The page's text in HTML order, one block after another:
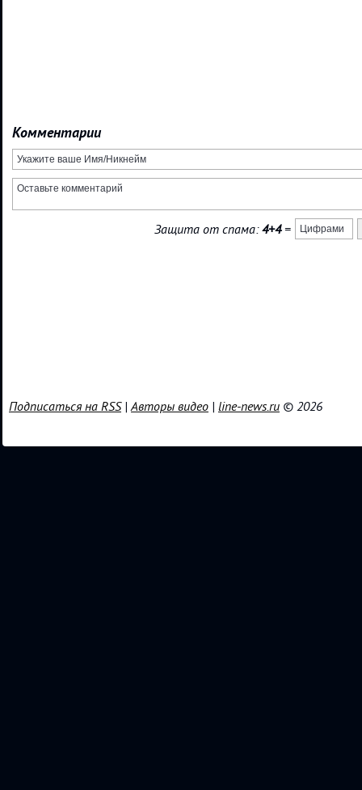
Комментарии
Защита от спама:4+4=
Подписаться на RSS|Авторы видео | line-news.ru © 2026